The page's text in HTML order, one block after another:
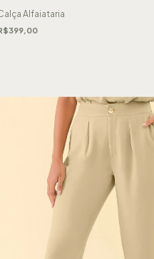
Alfaiataria